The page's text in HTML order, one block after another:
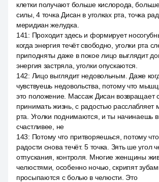
клетки получают больше кислорода,
силы, 4 точка Дисан в уголках рта, точка
меридиан желудка.
141 : Проходит здесь и формирует
когда энергия течёт свободно, уголки рта
приподняты даже в покое лицо выглядит
энергия застряла, уголки опускаются.
142: Лицо выглядит недовольным. Даже
чувствуешь недовольства, потому что
это положение. Массаж Дисан возвращает
принимать жизнь, с радостью расслабляет
рта. Уголки поднимаются, и ты начинаешь
счастливее, не
143: Потому что притворяешься, потому
радости снова течёт. 5 точка. Зять ше угол
отпускания, контроля. Многие женщины
челюстями, особенно ночью, скрипят
просыпаются с болью в челюсти. Это